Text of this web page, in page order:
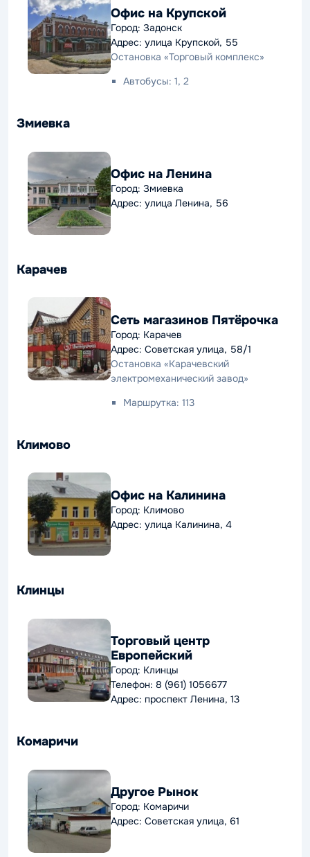
Офис на Крупской
Город: Задонск
Адрес: улица Крупской, 55
Остановка «Торговый комплекс»
Автобусы: 1, 2
Змиевка
Офис на Ленина
Город: Змиевка
Адрес: улица Ленина, 56
Карачев
Сеть магазинов Пятёрочка
Город: Карачев
Адрес: Советская улица, 58/1
Остановка «Карачевский
электромеханический завод»
Маршрутка: 113
Климово
Офис на Калинина
Город: Климово
Адрес: улица Калинина, 4
Клинцы
Торговый центр
Европейский
Город: Клинцы
Телефон: 8 (961) 1056677
Адрес: проспект Ленина, 13
Комаричи
Другое Рынок
Город: Комаричи
Адрес: Советская улица, 61